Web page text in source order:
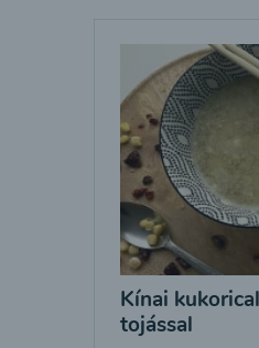
Kínai
tojással